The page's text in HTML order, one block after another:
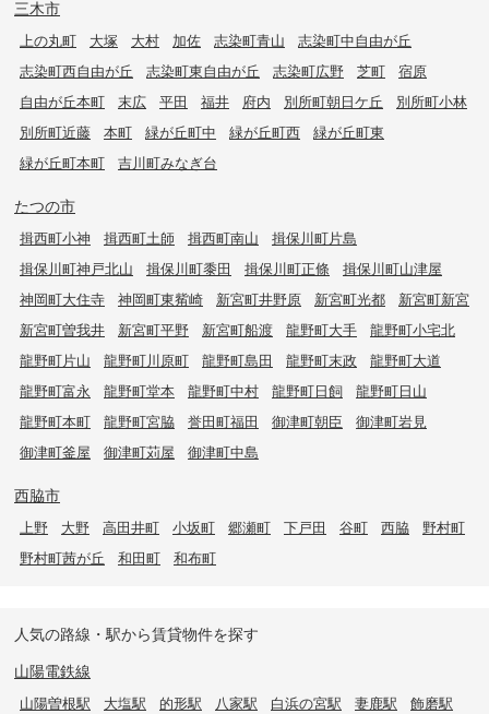
三木市
上の丸町 大塚 大村 加佐 志染町青山
志染町中自由が丘
志染町西自由が丘
志染町東自由が丘 志染町広野 芝町
宿原
自由が丘本町
末広 平田 福井 府内 別所町朝日ケ丘
別所町小林
別所町近藤
本町 緑が丘町中 緑が丘町西
緑が丘町東
緑が丘町本町
吉川町みなぎ台
たつの市
揖西町小神 揖西町土師 揖西町南山
揖保川町片島
揖保川町神戸北山
揖保川町黍田 揖保川町正條
揖保川町山津屋
神岡町大住寺
神岡町東觜崎 新宮町井野原 新宮町光都
新宮町新宮
新宮町曽我井
新宮町平野 新宮町船渡 龍野町大手
龍野町小宅北
龍野町片山
龍野町川原町 龍野町島田 龍野町末政
龍野町大道
龍野町富永
龍野町堂本 龍野町中村 龍野町日飼
龍野町日山
龍野町本町
龍野町宮脇 誉田町福田 御津町朝臣
御津町岩見
御津町釜屋
御津町苅屋 御津町中島
西脇市
上野 大野 高田井町 小坂町 郷瀬町 下戸田 谷町 西脇
野村町
野村町茜が丘
和田町 和布町
人気の路線・駅から賃貸物件を探す
山陽電鉄線
山陽曽根駅 大塩駅 的形駅 八家駅 白浜の宮駅 妻鹿駅
飾磨駅